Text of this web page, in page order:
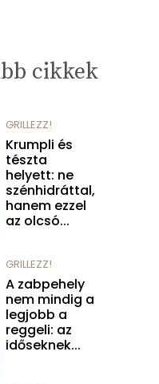
cikkek
GRILLEZZ!
Krumpli és
tészta
helyett: ne
szénhidráttal,
hanem ezzel
az olcsó...
GRILLEZZ!
A zabpehely
nem mindig a
legjobb a
reggeli: az
időseknek...